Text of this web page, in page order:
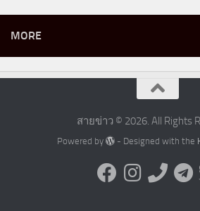
MORE
สายข่าว © 2026. All Rights
Powered by - Designed with the